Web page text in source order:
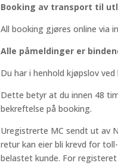
Booking av transport til
All booking gjøres online via
Alle påmeldinger er
Du har i henhold kjøpslov
Dette betyr at du innen 48
bekreftelse på booking.
Uregistrerte MC sendt ut av
retur kan eier bli krevd for
belastet kunde. For